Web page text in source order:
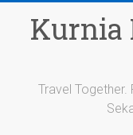
contentKurnia
Travel Together.